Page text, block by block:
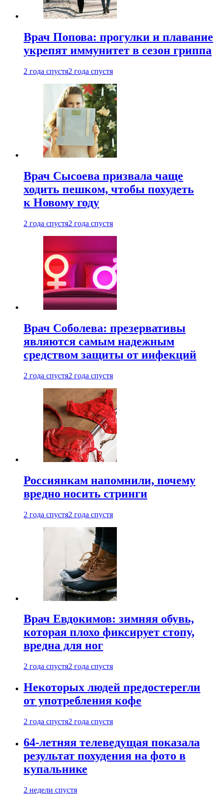
Врач Попова: прогулки и плавание
укрепят иммунитет в сезон гриппа
2 года спустя2 года спустя
Врач Сысоева призвала чаще
ходить пешком, чтобы похудеть
к Новому году
2 года спустя2 года спустя
Врач Соболева: презервативы
являются самым надежным
средством защиты от инфекций
2 года спустя2 года спустя
Россиянкам напомнили, почему
вредно носить стринги
2 года спустя2 года спустя
Врач Евдокимов: зимняя обувь,
которая плохо фиксирует стопу,
вредна для ног
2 года спустя2 года спустя
Некоторых людей предостерегли
от употребления кофе
2 года спустя2 года спустя
64-летняя телеведущая показала
результат похудения на фото в
купальнике
2 недели спустя